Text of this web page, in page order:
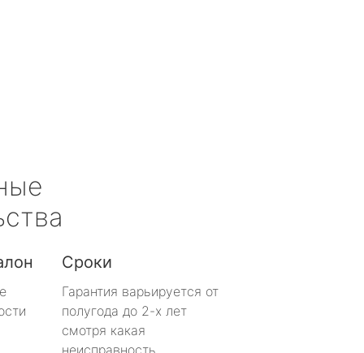
Сроки
Гарантия варьируется от
полугода до 2-х лет
смотря какая
неисправность.